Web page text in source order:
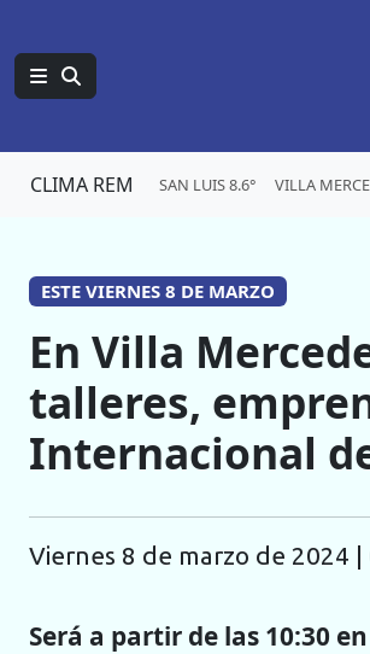
CLIMA REM SAN LUIS 8.6° VILLA
ESTE VIERNES 8 DE MARZO
En Villa
talleres,
Internacional
viernes 8 de marzo de 2024 |
Será a partir de las 10:30